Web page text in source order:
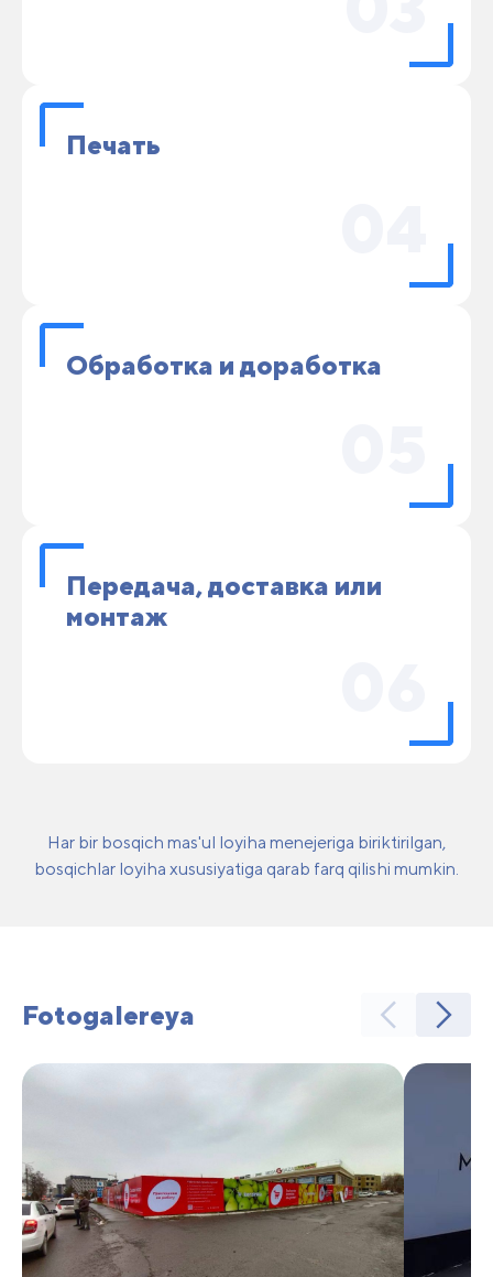
Печать
Обработка и доработка
Передача, доставка или
монтаж
Har bir bosqich mas'ul loyiha menejeriga biriktirilgan,
bosqichlar loyiha xususiyatiga qarab farq qilishi mumkin.
Fotogalereya